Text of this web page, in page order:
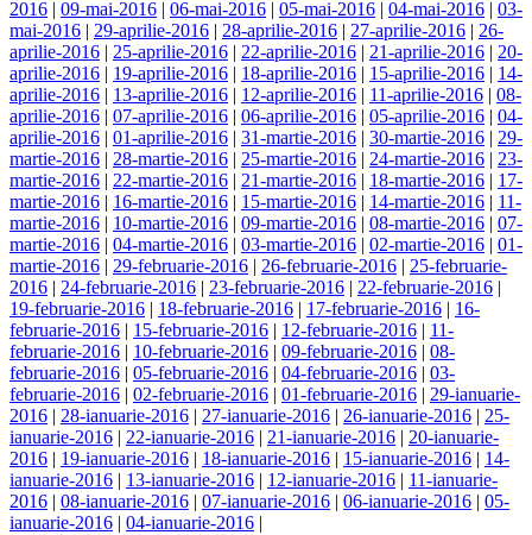
2016 | 09-mai-2016 | 06-mai-2016 | 05-mai-2016 | 04-mai-2016 | 03-
mai-2016 | 29-aprilie-2016 | 28-aprilie-2016 | 27-aprilie-2016 | 26-
aprilie-2016 | 25-aprilie-2016 | 22-aprilie-2016 | 21-aprilie-2016 | 20-
aprilie-2016 | 19-aprilie-2016 | 18-aprilie-2016 | 15-aprilie-2016 | 14-
aprilie-2016 | 13-aprilie-2016 | 12-aprilie-2016 | 11-aprilie-2016 | 08-
aprilie-2016 | 07-aprilie-2016 | 06-aprilie-2016 | 05-aprilie-2016 | 04-
aprilie-2016 | 01-aprilie-2016 | 31-martie-2016 | 30-martie-2016 | 29-
martie-2016 | 28-martie-2016 | 25-martie-2016 | 24-martie-2016 | 23-
martie-2016 | 22-martie-2016 | 21-martie-2016 | 18-martie-2016 | 17-
martie-2016 | 16-martie-2016 | 15-martie-2016 | 14-martie-2016 | 11-
martie-2016 | 10-martie-2016 | 09-martie-2016 | 08-martie-2016 | 07-
martie-2016 | 04-martie-2016 | 03-martie-2016 | 02-martie-2016 | 01-
martie-2016 | 29-februarie-2016 | 26-februarie-2016 | 25-februarie-
2016 | 24-februarie-2016 | 23-februarie-2016 | 22-februarie-2016 |
19-februarie-2016 | 18-februarie-2016 | 17-februarie-2016 | 16-
februarie-2016 | 15-februarie-2016 | 12-februarie-2016 | 11-
februarie-2016 | 10-februarie-2016 | 09-februarie-2016 | 08-
februarie-2016 | 05-februarie-2016 | 04-februarie-2016 | 03-
februarie-2016 | 02-februarie-2016 | 01-februarie-2016 | 29-ianuarie-
2016 | 28-ianuarie-2016 | 27-ianuarie-2016 | 26-ianuarie-2016 | 25-
ianuarie-2016 | 22-ianuarie-2016 | 21-ianuarie-2016 | 20-ianuarie-
2016 | 19-ianuarie-2016 | 18-ianuarie-2016 | 15-ianuarie-2016 | 14-
ianuarie-2016 | 13-ianuarie-2016 | 12-ianuarie-2016 | 11-ianuarie-
2016 | 08-ianuarie-2016 | 07-ianuarie-2016 | 06-ianuarie-2016 | 05-
ianuarie-2016 | 04-ianuarie-2016 |